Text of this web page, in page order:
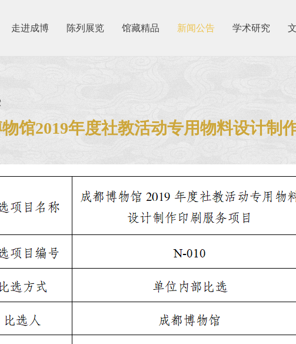
走进成博 陈列展览 馆藏精品 新闻公告 学术研究
馆2019年度社教活动专用物料设计制